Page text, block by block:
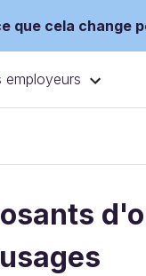
que cela change
employeurs